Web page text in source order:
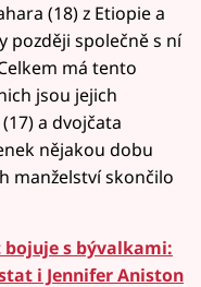
(18) z Etiopie a
později společně s ní
má tento
jsou jejich
(17) a dvojčata
nějakou dobu
manželství skončilo
bojuje s bývalkami:
i Jennifer Aniston